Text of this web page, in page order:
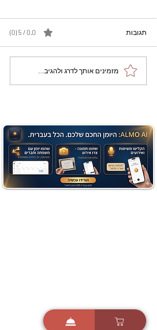
מתכון מנצח עוגת מייפל
שוקולד בחושה וקלה - זיוה
תגובות 0.0 / 5 ‏(0)
מזמינים אותך לדרג ולהגיב...